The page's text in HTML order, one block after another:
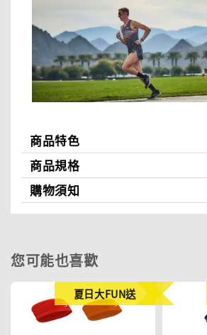
商品特色
商品規格
購物須知
您可能也喜歡
夏日大FUN送